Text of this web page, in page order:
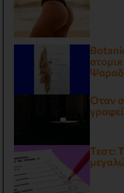
Όταν
Τεστ: